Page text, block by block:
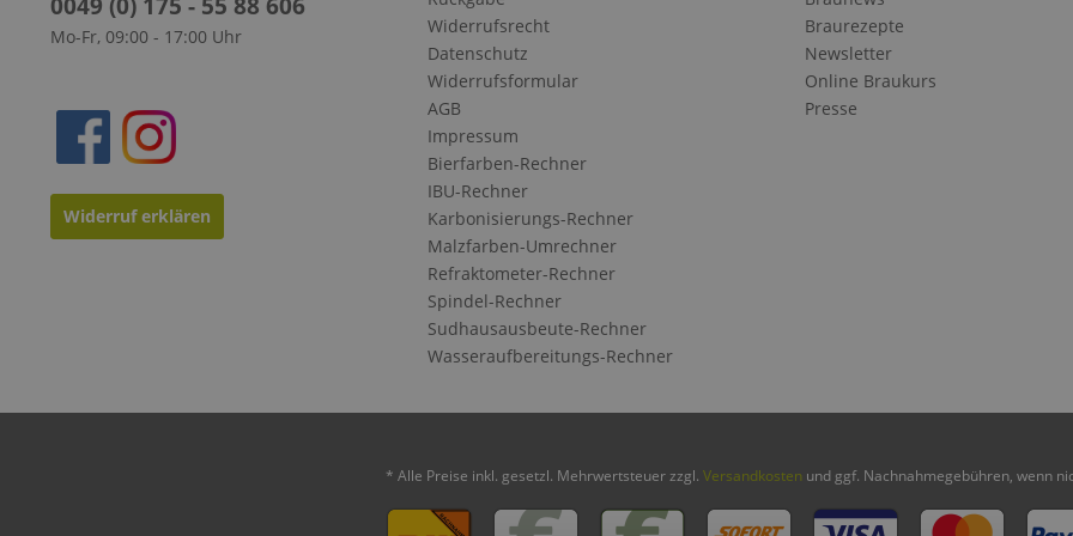
Mo-Fr, 09:00 - 17:00 Uhr
Widerruf erklären
Widerrufsrecht
Datenschutz
Widerrufsformular
AGB
Impressum
Bierfarben-Rechner
IBU-Rechner
Karbonisierungs-Rechner
Malzfarben-Umrechner
Refraktometer-Rechner
Spindel-Rechner
Sudhausausbeute-Rechner
Wasseraufbereitungs-Rechner
Braurezepte
Newsletter
Online Braukurs
Presse
* Alle Preise inkl. gesetzl. Mehrwertsteuer zzgl. Versandkosten und ggf. Nachnahmegebühren, wenn